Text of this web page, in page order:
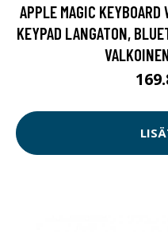
APPLE MAGIC
KEYPAD LANGATON,